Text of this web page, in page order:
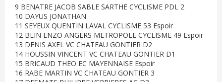
9 BENATRE JACOB SABLE SARTHE CYCLISME PDL 2
10 DAYUS JONATHAN
11 SEYEUX QUENTIN LAVAL CYCLISME 53 Espoir
12 BLIN ENZO ANGERS METROPOLE CYCLISME 49 Espoir
13 DENIS AXEL VC CHATEAU GONTIER D2
14 HOUSSIN VINCENT VC CHATEAU GONTIER D1
15 BRICAUD THEO EC MAYENNAISE Espoir
16 RABE MARTIN VC CHATEAU GONTIER 3